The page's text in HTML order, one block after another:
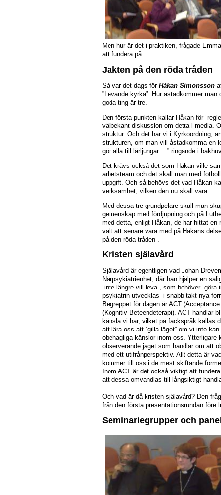
Men hur är det i praktiken, frågade
att fundera på.
Jakten på den röda tråden
Så var det dags för Håkan Simonsson
”Levande kyrka”. Hur åstadkommer
goda ting är tre.
Den första punkten kallar Håkan för
välbekant diskussion om detta i media.
struktur. Och det har vi i Kyrkoordning,
strukturen, om man vill åstadkomma en
gör alla till lärljungar….” ringande i
Det krävs också det som Håkan ville
arbetsteam och det skall man med
uppgift. Och så behövs det vad Håkan
verksamhet, vilken den nu skall vara.
Med dessa tre grundpelare skall man
gemenskap med fördjupning och på
med detta, enligt Håkan, de har hittat en
valt att senare vara med på Håkans
på den röda tråden”.
Kristen själavård
Själavård är egentligen vad Johan
Närpsykiatrienhet, där han hjälper en
”inte längre vill leva”, som behöver
psykiatrin utvecklas i snabb takt nya
Begreppet för dagen är ACT
(Kognitiv Beteendeterapi). ACT handlar
känsla vi har, vilket på fackspråk kallas
att lära oss att ”gilla läget” om vi inte
obehagliga känslor inom oss.
observerande jaget som handlar om att
med ett utifrånperspektiv. Allt detta är
kommer till oss i de mest skiftande
Inom ACT är det också viktigt att
att dessa omvandlas till långsiktigt
Och vad är då kristen själavård? Den
från den första presentationsrundan före
Seminariegrupper och